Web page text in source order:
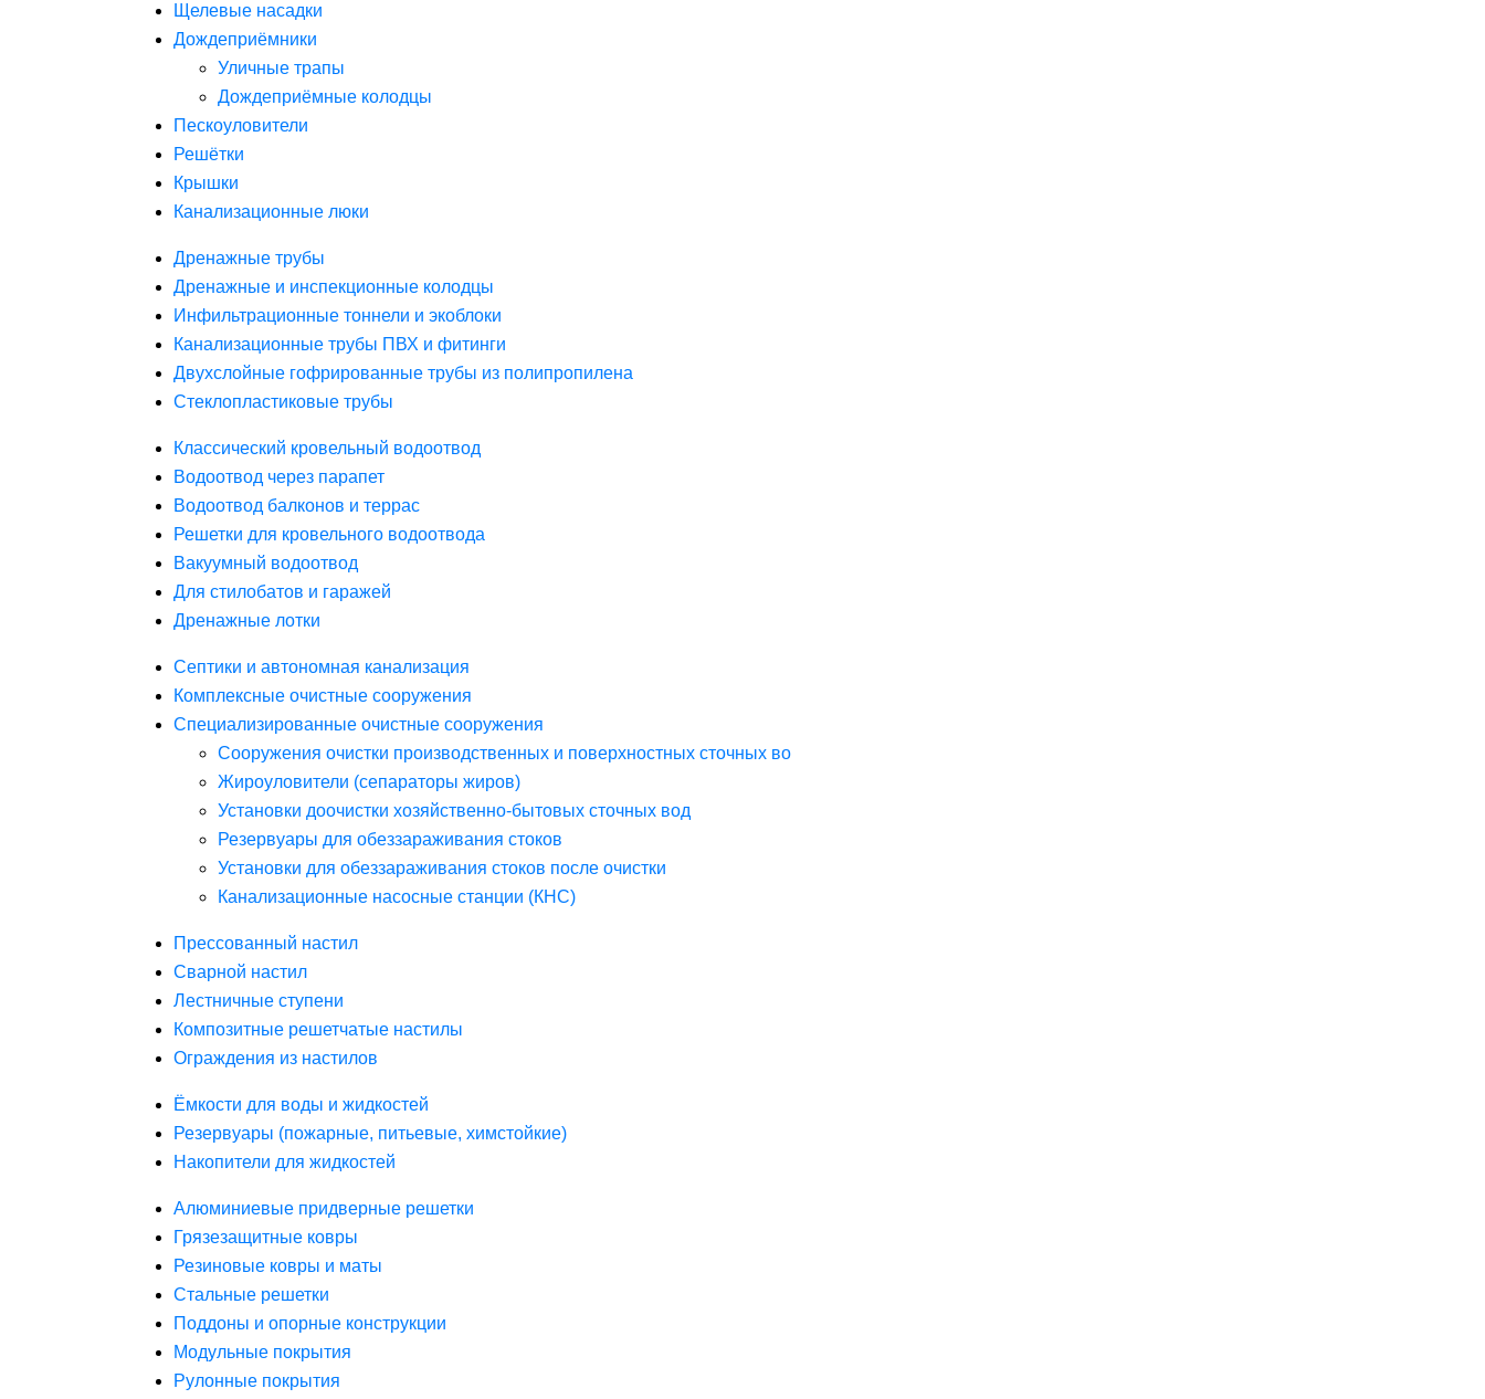
Щелевые насадки
Дождеприёмники
Уличные трапы
Дождеприёмные колодцы
Пескоуловители
Решётки
Крышки
Канализационные люки
Дренажные трубы
Дренажные и инспекционные колодцы
Инфильтрационные тоннели и экоблоки
Канализационные трубы ПВХ и фитинги
Двухслойные гофрированные трубы из полипропилена
Стеклопластиковые трубы
Классический кровельный водоотвод
Водоотвод через парапет
Водоотвод балконов и террас
Решетки для кровельного водоотвода
Вакуумный водоотвод
Для стилобатов и гаражей
Дренажные лотки
Септики и автономная канализация
Комплексные очистные сооружения
Специализированные очистные сооружения
Сооружения очистки производственных и поверхностных сточных во
Жироуловители (сепараторы жиров)
Установки доочистки хозяйственно-бытовых сточных вод
Резервуары для обеззараживания стоков
Установки для обеззараживания стоков после очистки
Канализационные насосные станции (КНС)
Прессованный настил
Сварной настил
Лестничные ступени
Композитные решетчатые настилы
Ограждения из настилов
Ёмкости для воды и жидкостей
Резервуары (пожарные, питьевые, химстойкие)
Накопители для жидкостей
Алюминиевые придверные решетки
Грязезащитные ковры
Резиновые ковры и маты
Стальные решетки
Поддоны и опорные конструкции
Модульные покрытия
Рулонные покрытия